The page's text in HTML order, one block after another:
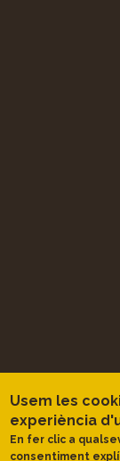
Usem les
experiència
En fer clic a
consentiment